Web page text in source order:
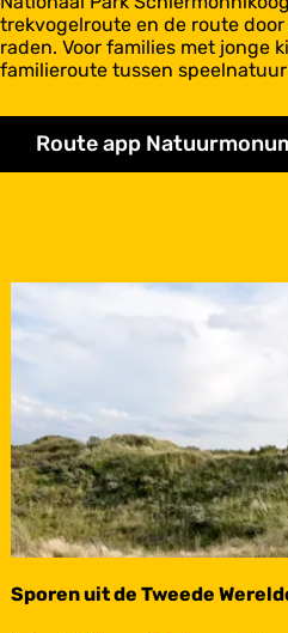
trekvogelroute en de route
raden. Voor families met jonge
familieroute tussen speelnatuur
Route app
Sporen uit de Tweede